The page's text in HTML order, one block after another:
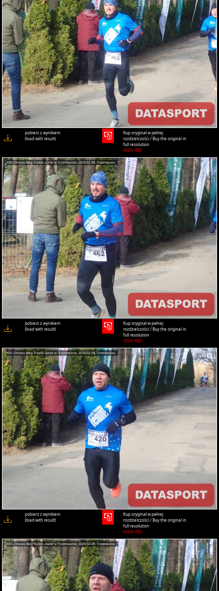
pobierz z wynikiem
(load with result)
Kup oryginał w pełnej
rozdzielczości / Buy the original in
full resolution
HIGH-RES
pobierz z wynikiem
(load with result)
Kup oryginał w pełnej
rozdzielczości / Buy the original in
full resolution
HIGH-RES
pobierz z wynikiem
(load with result)
Kup oryginał w pełnej
rozdzielczości / Buy the original in
full resolution
HIGH-RES